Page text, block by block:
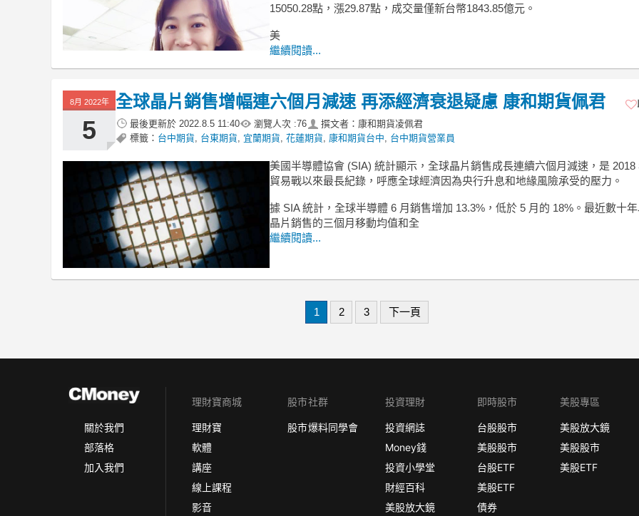
15050.28點，漲29.87點，成交量僅新台幣1843.85億元。
美
繼續閱讀...
8月 2022年
5
全球晶片銷售增幅連六個月減速 再添經濟衰退疑慮 康和期貨佩君
最後更新於 2022.8.5 11:40 瀏覽人次 :76
撰文者：康和期貨凌佩君
標籤： 台中期貨 台東期貨 宜蘭期貨 花蓮期貨 康和期貨台中 台中期貨營業員
美國半導體協會 (SIA) 統計顯示，全球晶片銷售成長連續六個月減速，是 2018
貿易戰以來最長紀錄，呼應全球經濟因為央行升息和地緣風險承受的壓力。
據 SIA 統計，全球半導體 6 月銷售增加 13.3%，低於 5 月的 18%。最近數十
晶片銷售的三個月移動均值和全
繼續閱讀...
1 2 3 下一頁
關於我們
部落格
加入我們
理財寶商城
理財寶
軟體
講座
線上課程
影音
股市社群
股市爆料同學會
投資理財
投資網誌
Money錢
投資小學堂
財經百科
美股放大鏡
即時股市
台股股市
美股股市
台股ETF
美股ETF
債券
美股專區
美股放大鏡
美股股市
美股ETF